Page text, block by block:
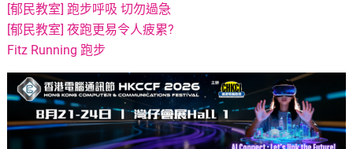
[郁民教室] 跑步呼吸 切勿過急
[郁民教室] 夜跑更易令人疲累?
Fitz Running 跑步